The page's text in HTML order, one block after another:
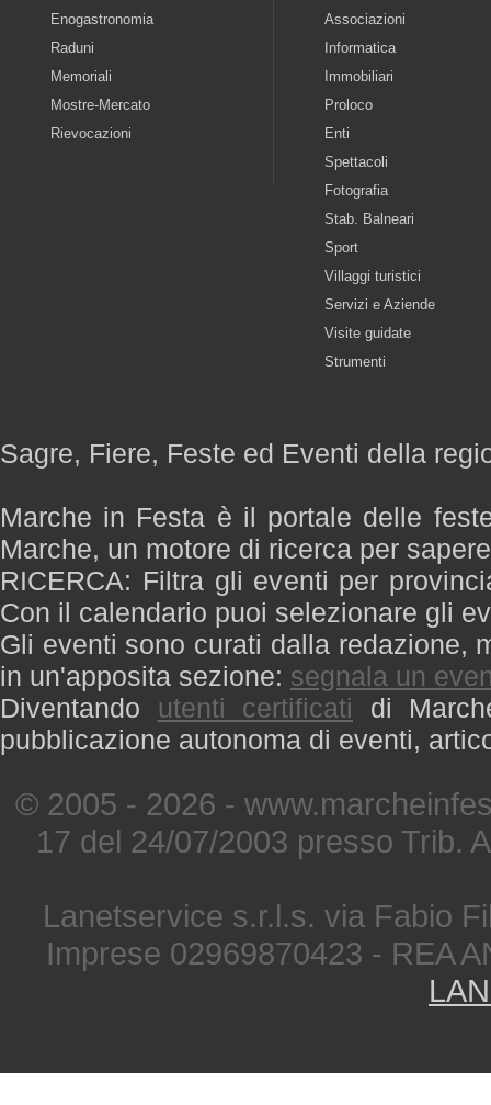
Enogastronomia
Raduni
Memoriali
Mostre-Mercato
Rievocazioni
Associazioni
Informatica
Immobiliari
Proloco
Enti
Spettacoli
Fotografia
Stab. Balneari
Sport
Villaggi turistici
Servizi e Aziende
Visite guidate
Strumenti
Sagre, Fiere, Feste ed Eventi della
Marche in Festa è il portale delle
Marche, un motore di ricerca per
RICERCA: Filtra gli eventi per
Con il calendario puoi selezionare gli
Gli eventi sono curati dalla redazione,
in un'apposita sezione: segnala un
Diventando utenti certificati di
pubblicazione autonoma di eventi,
© 2005 - 2026 -
17 del 24/07/2003 presso Trib.
Lanetservice s.r.l.s. via Fabio
Imprese 02969870423 - REA